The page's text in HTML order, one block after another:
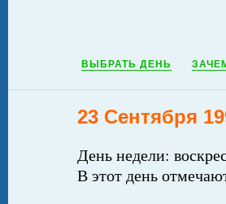
ВЫБРАТЬ ДЕНЬ
23 Сентября
День недели:
В этот день